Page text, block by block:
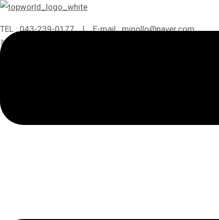
TEL : 043-239-0177 ❘ E-mail : minollo@naver.com
본사·공장 : 충청북도 청주시 흥덕구 오송읍 정중연제로 651-7
연구소 : 충청북도 청주시 흥덕구 오송읍 오송생명1로 194-